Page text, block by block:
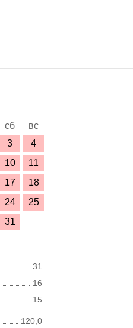
сб
вс
3
4
10
11
17
18
24
25
31
31
16
15
120,0